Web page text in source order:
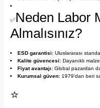
✅Neden Labor
Almalısınız?
ESD garantisi: Uluslararası
Kalite güvencesi: Dayanıklı
Fiyat avantajı: Global pazardan
Kurumsal güven: 1979’dan beri
⭐